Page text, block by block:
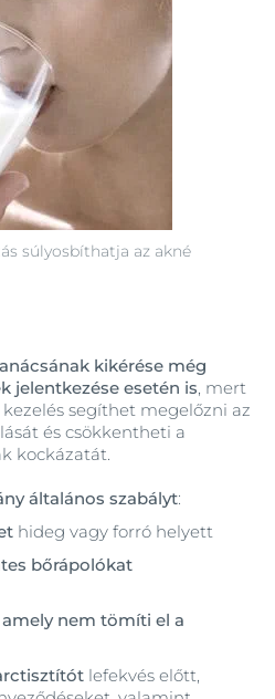
súlyosbíthatja az akné
kikérése még
jelentkezése esetén is, mert
segíthet megelőzni az
és csökkentheti a
kockázatát.
általános szabályt:
hideg vagy forró helyett
bőrápolókat
nem tömíti el a
lefekvés előtt,